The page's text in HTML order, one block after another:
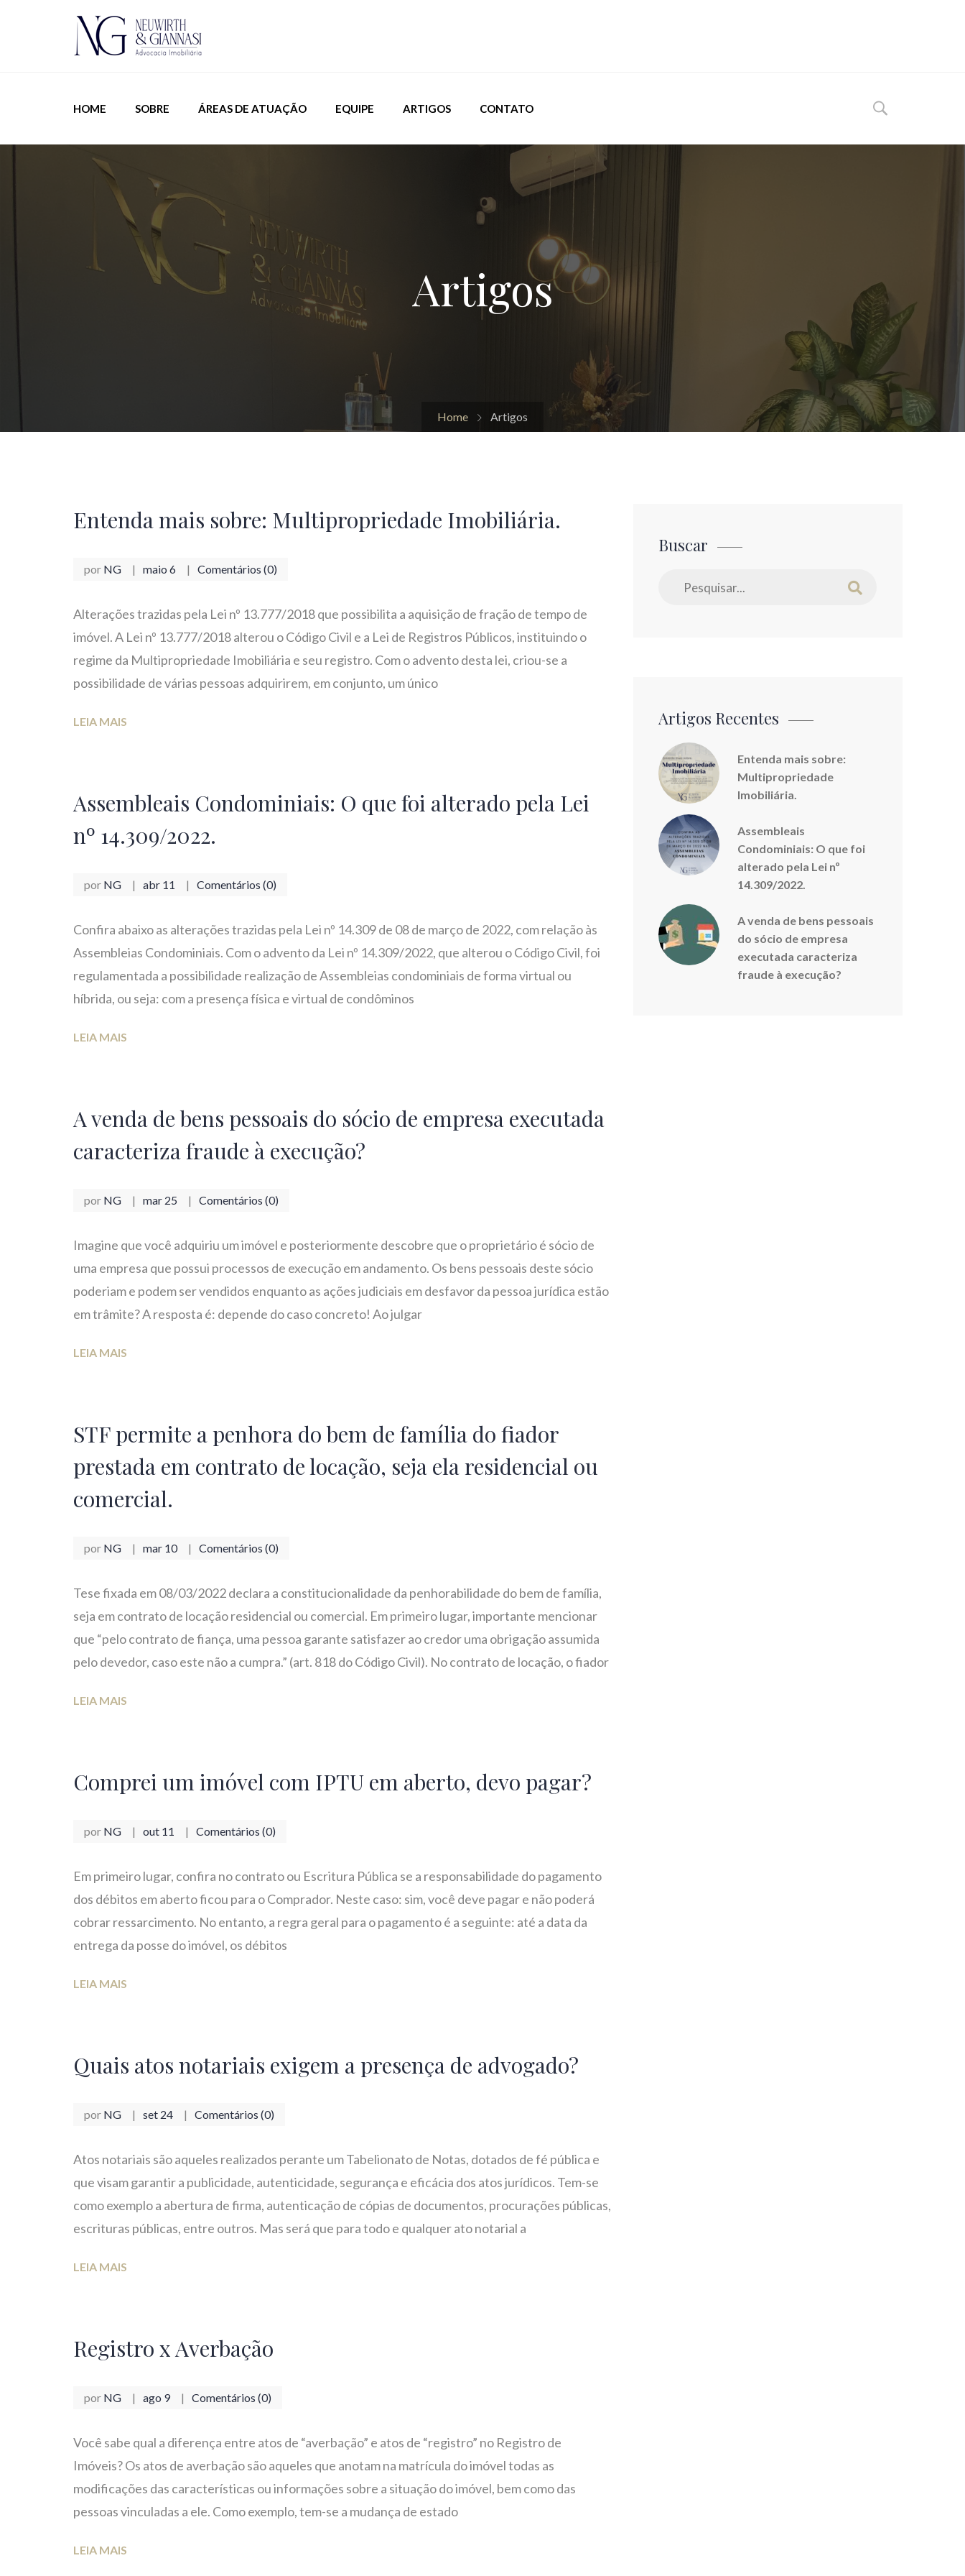
HOME SOBRE ÁREAS DE ATUAÇÃO EQUIPE ARTIGOS CONTATO
Artigos
Home Artigos
Entenda mais sobre: Multipropriedade Imobiliária.
por NG maio 6 Comentários (0)
Alterações trazidas pela Lei nº 13.777/2018 que possibilita a aquisição de fração de tempo de
imóvel. A Lei nº 13.777/2018 alterou o Código Civil e a Lei de Registros Públicos, instituindo o
regime da Multipropriedade Imobiliária e seu registro. Com o advento desta lei, criou-se a
possibilidade de várias pessoas adquirirem, em conjunto, um único
LEIA MAIS
Assembleais Condominiais: O que foi alterado pela Lei
nº 14.309/2022.
por NG abr 11 Comentários (0)
Confira abaixo as alterações trazidas pela Lei nº 14.309 de 08 de março de 2022, com relação às
Assembleias Condominiais. Com o advento da Lei nº 14.309/2022, que alterou o Código Civil, foi
regulamentada a possibilidade realização de Assembleias condominiais de forma virtual ou
híbrida, ou seja: com a presença física e virtual de condôminos
LEIA MAIS
A venda de bens pessoais do sócio de empresa executada
caracteriza fraude à execução?
por NG mar 25 Comentários (0)
Imagine que você adquiriu um imóvel e posteriormente descobre que o proprietário é sócio de
uma empresa que possui processos de execução em andamento. Os bens pessoais deste sócio
poderiam e podem ser vendidos enquanto as ações judiciais em desfavor da pessoa jurídica estão
em trâmite? A resposta é: depende do caso concreto! Ao julgar
LEIA MAIS
STF permite a penhora do bem de família do fiador
prestada em contrato de locação, seja ela residencial ou
comercial.
por NG mar 10 Comentários (0)
Tese fixada em 08/03/2022 declara a constitucionalidade da penhorabilidade do bem de família,
seja em contrato de locação residencial ou comercial. Em primeiro lugar, importante mencionar
que “pelo contrato de fiança, uma pessoa garante satisfazer ao credor uma obrigação assumida
pelo devedor, caso este não a cumpra.” (art. 818 do Código Civil). No contrato de locação, o fiador
LEIA MAIS
Comprei um imóvel com IPTU em aberto, devo pagar?
por NG out 11 Comentários (0)
Em primeiro lugar, confira no contrato ou Escritura Pública se a responsabilidade do pagamento
dos débitos em aberto ficou para o Comprador. Neste caso: sim, você deve pagar e não poderá
cobrar ressarcimento. No entanto, a regra geral para o pagamento é a seguinte: até a data da
entrega da posse do imóvel, os débitos
LEIA MAIS
Quais atos notariais exigem a presença de advogado?
por NG set 24 Comentários (0)
Atos notariais são aqueles realizados perante um Tabelionato de Notas, dotados de fé pública e
que visam garantir a publicidade, autenticidade, segurança e eficácia dos atos jurídicos. Tem-se
como exemplo a abertura de firma, autenticação de cópias de documentos, procurações públicas,
escrituras públicas, entre outros. Mas será que para todo e qualquer ato notarial a
LEIA MAIS
Registro x Averbação
por NG ago 9 Comentários (0)
Você sabe qual a diferença entre atos de “averbação” e atos de “registro” no Registro de
Imóveis? Os atos de averbação são aqueles que anotam na matrícula do imóvel todas as
modificações das características ou informações sobre a situação do imóvel, bem como das
pessoas vinculadas a ele. Como exemplo, tem-se a mudança de estado
LEIA MAIS
Buscar
Artigos Recentes
Entenda mais sobre:
Multipropriedade
Imobiliária.
Assembleais
Condominiais: O que foi
alterado pela Lei nº
14.309/2022.
A venda de bens pessoais
do sócio de empresa
executada caracteriza
fraude à execução?